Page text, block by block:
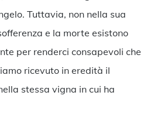
Tuttavia, non nella sua
e la morte esistono
per renderci consapevoli che
ricevuto in eredità il
stessa vigna in cui ha